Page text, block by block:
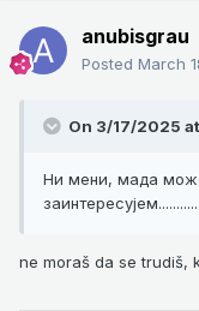
anubisgrau
Posted March
On 3/17/2025 at
Ни мени, мада
заинтересујем...........
ne moraš da se trudiš,